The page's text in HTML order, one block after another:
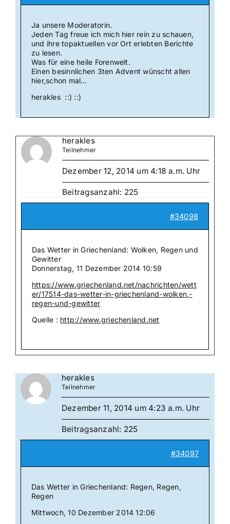
Ja unsere Moderatorin.
Jeden Tag freue ich mich hier rein zu schauen,
und ihre topaktuellen vor Ort erlebten Berichte
zu lesen.
Was für eine heile Forenwelt.
Einen besinnlichen 3ten Advent wünscht allen
hier,schon mal…
herakles ::) ::)
herakles
Teilnehmer
Dezember 12, 2014 um 4:18 a.m. Uhr
Beitragsanzahl: 225
#34098
Das Wetter in Griechenland: Wolken, Regen und
Gewitter
Donnerstag, 11 Dezember 2014 10:59
https://www.griechenland.net/nachrichten/wett
er/17514-das-wetter-in-griechenland-wolken,-
regen-und-gewitter
Quelle : http://www.griechenland.net
herakles
Teilnehmer
Dezember 11, 2014 um 4:23 a.m. Uhr
Beitragsanzahl: 225
#34097
Das Wetter in Griechenland: Regen, Regen,
Regen
Mittwoch, 10 Dezember 2014 12:06